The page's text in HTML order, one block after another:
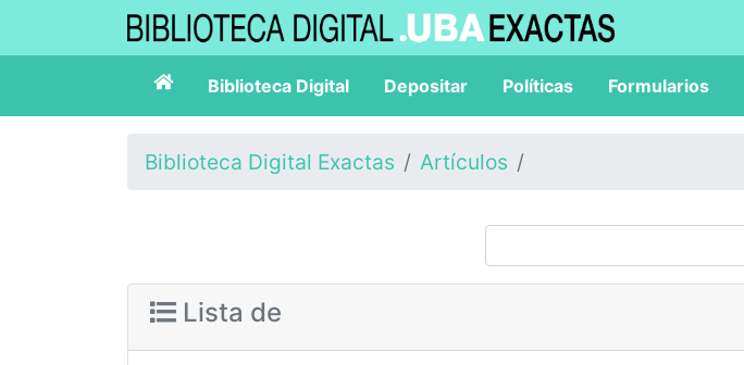
Biblioteca Digital Depositar Políticas Formularios
Biblioteca Digital Exactas Artículos
Lista de